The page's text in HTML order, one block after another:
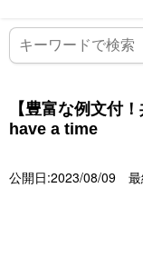
【豊富な例文付
have a time
公開日:2023/08/09